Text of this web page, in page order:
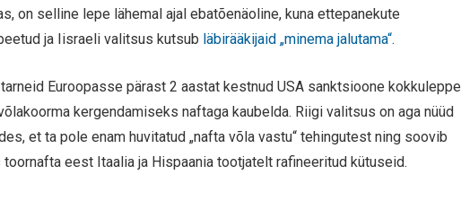
on selline lepe lähemal ajal ebatõenäoline, kuna ettepanekute
ja Iisraeli valitsus kutsub läbirääkijaid „minema jalutama“.
Euroopasse pärast 2 aastat kestnud USA sanktsioone kokkuleppe
kergendamiseks naftaga kaubelda. Riigi valitsus on aga nüüd
et ta pole enam huvitatud „nafta võla vastu“ tehingutest ning soovib
eest Itaalia ja Hispaania tootjatelt rafineeritud kütuseid.